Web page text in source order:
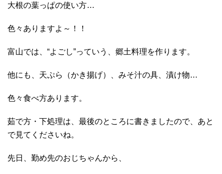
大根の葉っぱの使い方…
色々ありますよ～！！
富山では、“よごし”っていう、郷土料理を作ります。
他にも、天ぷら（かき揚げ）、みそ汁の具、漬け物…
色々食べ方あります。
茹で方・下処理は、最後のところに書きましたので、あと
で見てくださいね。
先日、勤め先のおじちゃんから、